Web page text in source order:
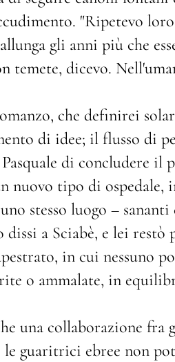
"Ripetevo
gli anni più che
temete, dicevo.
che definirei
di idee; il flusso di
di concludere il
nuovo tipo di
stesso luogo –
a Sciabè, e lei restò
in cui nessuno
o ammalate, in
una collaborazione
le guaritrici ebree non